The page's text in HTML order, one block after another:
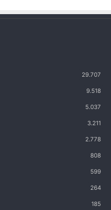
29.707
9.518
5.037
3.211
2.778
808
599
264
185